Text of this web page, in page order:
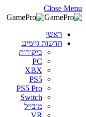
Close Menu
ראשי
חדשות גיימינג
ביקורות
PC
XBX
PS5
PS5 Pro
Switch
מובייל
VR